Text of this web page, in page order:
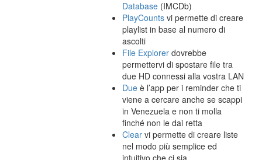
Database (IMCDb)
PlayCounts vi permette di creare
playlist in base al numero di
ascolti
File Explorer dovrebbe
permettervi di spostare file tra
due HD connessi alla vostra LAN
Due è l’app per i reminder che ti
viene a cercare anche se scappi
in Venezuela e non ti molla
finché non le dai retta
Clear vi permette di creare liste
nel modo più semplice ed
intuitivo che ci sia